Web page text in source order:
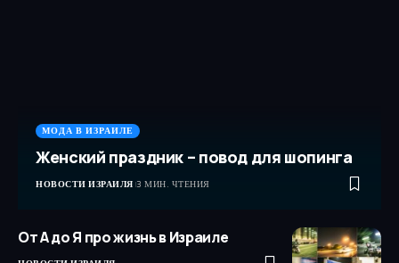
МОДА В ИЗРАИЛЕ
Женский праздник – повод для шопинга
НОВОСТИ ИЗРАИЛЯ 3 МИН. ЧТЕНИЯ
От А до Я про жизнь в Израиле